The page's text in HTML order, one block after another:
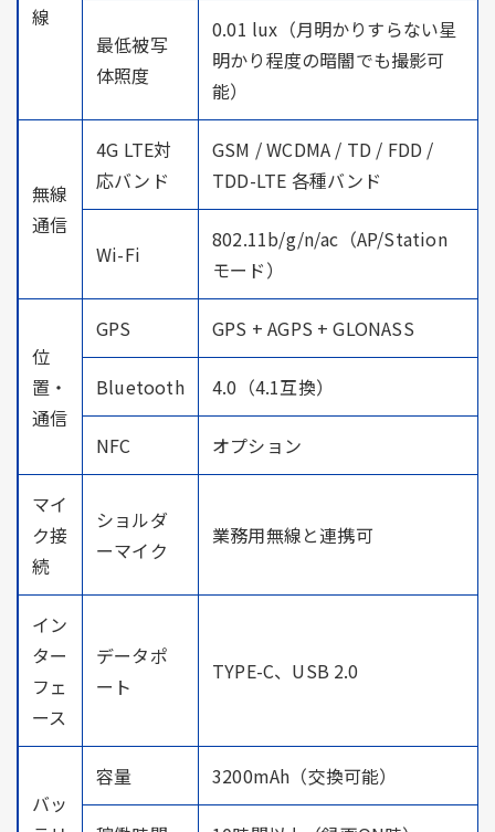
線
最低被写
体照度
0.01 lux（月明かりすらない星
明かり程度の暗闇でも撮影可
能）
無線
通信
4G LTE対
応バンド
GSM / WCDMA / TD / FDD /
TDD-LTE 各種バンド
Wi-Fi
802.11b/g/n/ac（AP/Station
モード）
位
置・
通信
GPS GPS + AGPS + GLONASS
Bluetooth 4.0（4.1互換）
NFC オプション
マイ
ク接
続
ショルダ
ーマイク
業務用無線と連携可
イン
ター
フェ
ース
データポ
ート
TYPE-C、USB 2.0
バッ
容量 3200mAh（交換可能）